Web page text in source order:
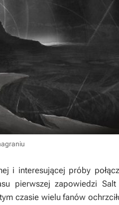
i interesującej próby
pierwszej zapowiedziSalt
czasie wielu fanów